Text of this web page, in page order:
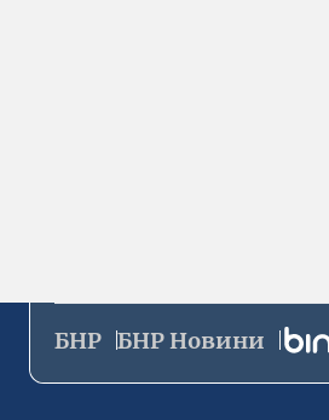
БНР БНР Новини